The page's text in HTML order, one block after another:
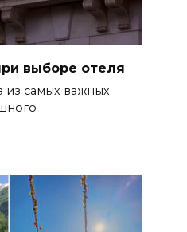
выборе отеля
самых важных